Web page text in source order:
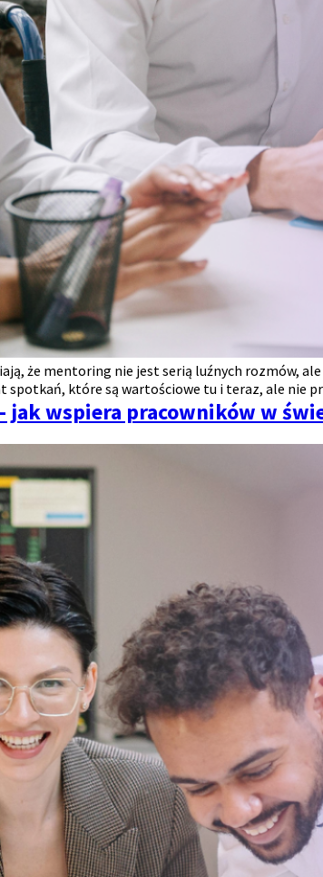
że mentoring nie jest serią luźnych rozmów,
które są wartościowe tu i teraz, ale nie
wspiera pracowników w